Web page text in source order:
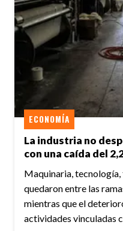
La industria no
con una caída del
ECONOMÍA
Maquinaria,
quedaron entre las
mientras que el
actividades vinculadas